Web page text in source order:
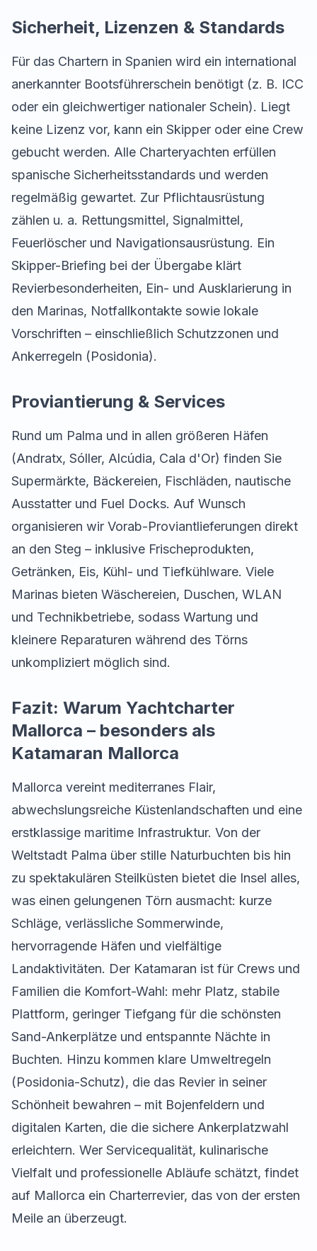
Sicherheit, Lizenzen & Standards
Für das Chartern in Spanien wird ein international
anerkannter Bootsführerschein benötigt (z. B. ICC
oder ein gleichwertiger nationaler Schein). Liegt
keine Lizenz vor, kann ein Skipper oder eine Crew
gebucht werden. Alle Charteryachten erfüllen
spanische Sicherheitsstandards und werden
regelmäßig gewartet. Zur Pflichtausrüstung
zählen u. a. Rettungsmittel, Signalmittel,
Feuerlöscher und Navigationsausrüstung. Ein
Skipper-Briefing bei der Übergabe klärt
Revierbesonderheiten, Ein- und Ausklarierung in
den Marinas, Notfallkontakte sowie lokale
Vorschriften – einschließlich Schutzzonen und
Ankerregeln (Posidonia).
Proviantierung & Services
Rund um Palma und in allen größeren Häfen
(Andratx, Sóller, Alcúdia, Cala d'Or) finden Sie
Supermärkte, Bäckereien, Fischläden, nautische
Ausstatter und Fuel Docks. Auf Wunsch
organisieren wir Vorab-Proviantlieferungen direkt
an den Steg – inklusive Frischeprodukten,
Getränken, Eis, Kühl- und Tiefkühlware. Viele
Marinas bieten Wäschereien, Duschen, WLAN
und Technikbetriebe, sodass Wartung und
kleinere Reparaturen während des Törns
unkompliziert möglich sind.
Fazit: Warum Yachtcharter
Mallorca – besonders als
Katamaran Mallorca
Mallorca vereint mediterranes Flair,
abwechslungsreiche Küstenlandschaften und eine
erstklassige maritime Infrastruktur. Von der
Weltstadt Palma über stille Naturbuchten bis hin
zu spektakulären Steilküsten bietet die Insel alles,
was einen gelungenen Törn ausmacht: kurze
Schläge, verlässliche Sommerwinde,
hervorragende Häfen und vielfältige
Landaktivitäten. Der Katamaran ist für Crews und
Familien die Komfort-Wahl: mehr Platz, stabile
Plattform, geringer Tiefgang für die schönsten
Sand-Ankerplätze und entspannte Nächte in
Buchten. Hinzu kommen klare Umweltregeln
(Posidonia-Schutz), die das Revier in seiner
Schönheit bewahren – mit Bojenfeldern und
digitalen Karten, die die sichere Ankerplatzwahl
erleichtern. Wer Servicequalität, kulinarische
Vielfalt und professionelle Abläufe schätzt, findet
auf Mallorca ein Charterrevier, das von der ersten
Meile an überzeugt.